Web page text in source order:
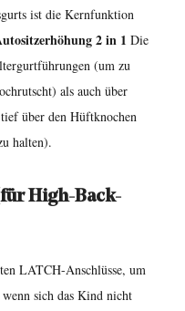
ist die Kernfunktion
2 in 1 Die
(um zu
als auch über
über den Hüftknochen
halten).
High-Back-
LATCH-Anschlüsse, um
sich das Kind nicht